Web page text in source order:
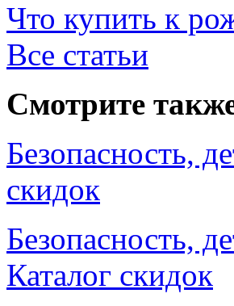
Что купить к
Все статьи
Смотрите
Безопасность,
скидок
Безопасность,
Каталог скидок